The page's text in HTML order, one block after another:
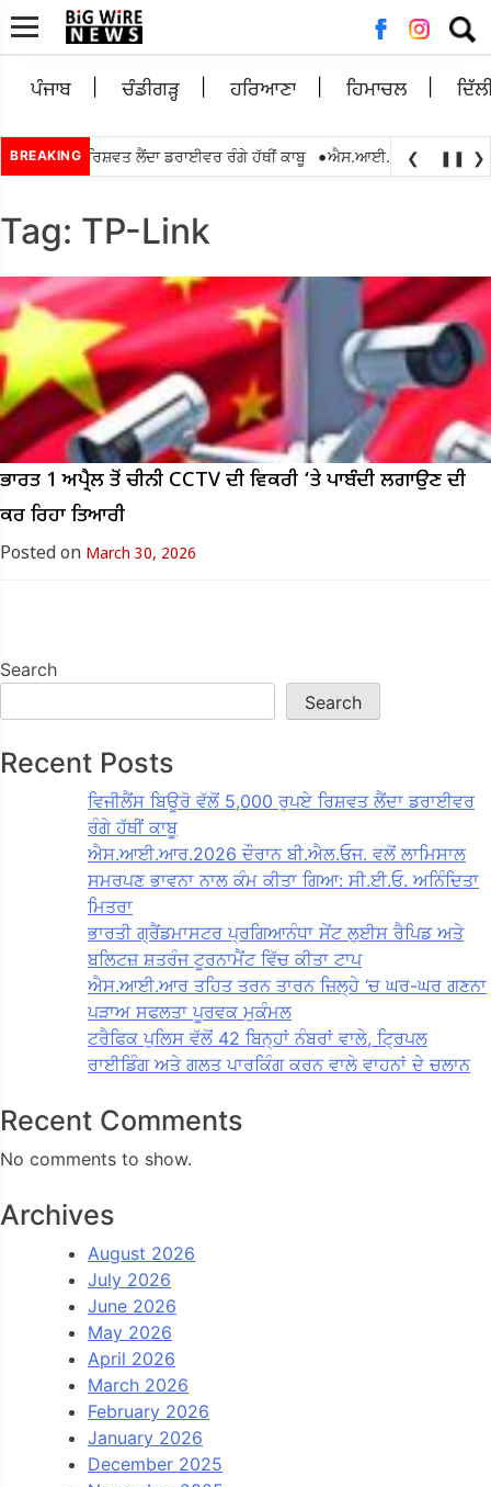
for:
ਪੰਜਾਬ ਚੰਡੀਗੜ੍ਹ ਹਰਿਆਣਾ ਹਿਮਾਚਲ
BREAKINGਰੁਪਏ ਰਿਸ਼ਵਤ ਲੈਂਦਾ ਡਰਾਈਵਰ ਰੰਗੇ ਹੱਥੀਂ ਕਾਬੂ •ਐਸ.ਆਈ.ਆਰ.2026 ਦੌਰਾਨ
❮ ❚❚ ❯
Tag: TP-Link
ਭਾਰਤ 1 ਅਪ੍ਰੈਲ ਤੋਂ ਚੀਨੀ CCTV ਦੀ ਵਿਕਰੀ ‘ਤੇ ਪਾਬੰਦੀ ਲਗਾਉਣ ਦੀ
ਕਰ ਰਿਹਾ ਤਿਆਰੀ
Posted on March 30, 2026
Search
Search
Recent Posts
ਵਿਜੀਲੈਂਸ ਬਿਊਰੋ ਵੱਲੋਂ 5,000 ਰੁਪਏ ਰਿਸ਼ਵਤ ਲੈਂਦਾ ਡਰਾਈਵਰ
ਰੰਗੇ ਹੱਥੀਂ ਕਾਬੂ
ਐਸ.ਆਈ.ਆਰ.2026 ਦੌਰਾਨ ਬੀ.ਐਲ.ਓਜ. ਵਲੋਂ ਲਾਮਿਸਾਲ
ਸਮਰਪਣ ਭਾਵਨਾ ਨਾਲ ਕੰਮ ਕੀਤਾ ਗਿਆ: ਸੀ.ਈ.ਓ. ਅਨਿੰਦਿਤਾ
ਮਿਤਰਾ
ਭਾਰਤੀ ਗ੍ਰੈਂਡਮਾਸਟਰ ਪ੍ਰਗਿਆਨੰਧਾ ਸੇਂਟ ਲੁਈਸ ਰੈਪਿਡ ਅਤੇ
ਬਲਿਟਜ਼ ਸ਼ਤਰੰਜ ਟੂਰਨਾਮੈਂਟ ਵਿੱਚ ਕੀਤਾ ਟਾਪ
ਐਸ.ਆਈ.ਆਰ ਤਹਿਤ ਤਰਨ ਤਾਰਨ ਜ਼ਿਲ੍ਹੇ ‘ਚ ਘਰ-ਘਰ ਗਣਨਾ
ਪੜਾਅ ਸਫਲਤਾ ਪੂਰਵਕ ਮੁਕੰਮਲ
ਟਰੈਫਿਕ ਪੁਲਿਸ ਵੱਲੋਂ 42 ਬਿਨ੍ਹਾਂ ਨੰਬਰਾਂ ਵਾਲੇ, ਟ੍ਰਿਪਲ
ਰਾਈਡਿੰਗ ਅਤੇ ਗਲਤ ਪਾਰਕਿੰਗ ਕਰਨ ਵਾਲੇ ਵਾਹਨਾਂ ਦੇ ਚਲਾਨ
Recent Comments
No comments to show.
Archives
August 2026
July 2026
June 2026
May 2026
April 2026
March 2026
February 2026
January 2026
December 2025